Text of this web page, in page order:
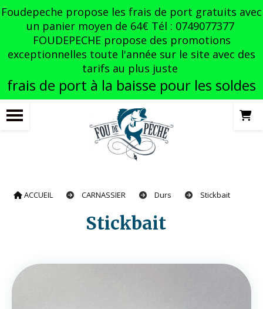
Foudepeche propose les frais de port gratuits avec
un panier moyen de 64€ Tél : 0749077377
FOUDEPECHE propose des promotions
exceptionnelles toute l'année sur le site avec des
tarifs au plus juste
frais de port à la baisse pour les soldes
ACCUEIL CARNASSIER Durs Stickbait
Stickbait